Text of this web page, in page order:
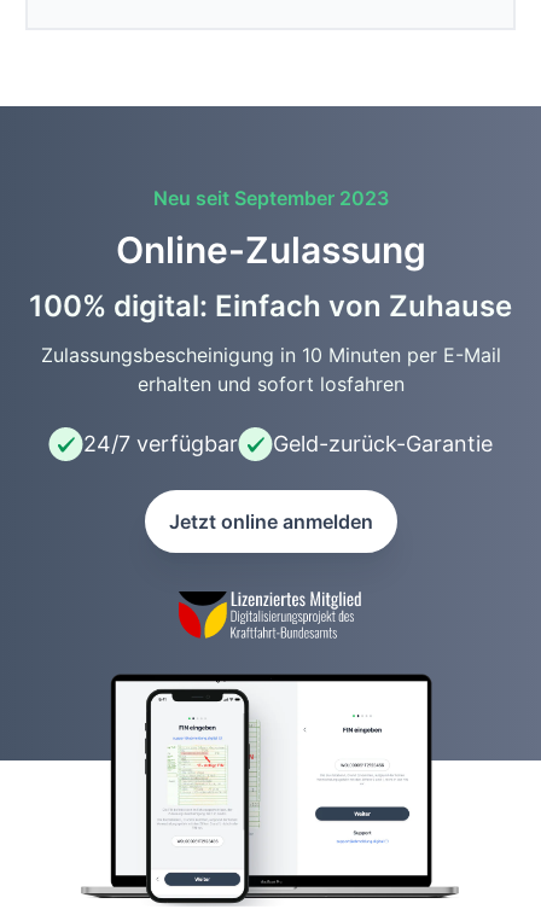
Neu seit September 2023
Online-Zulassung
100% digital: Einfach von Zuhause
Zulassungsbescheinigung in 10 Minuten per E-Mail
erhalten und sofort losfahren
24/7 verfügbar Geld-zurück-Garantie
Jetzt online anmelden